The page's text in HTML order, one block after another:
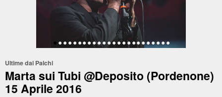
••••••••••••••••••••••••
Ultime dai Palchi
Marta sui Tubi @Deposito (Pordenone)
15 Aprile 2016